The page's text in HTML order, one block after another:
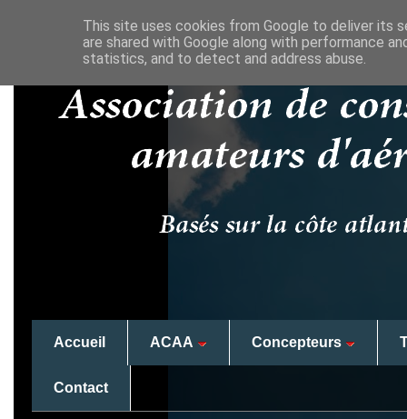
Accueil ACAA Concepteurs
Contact
This site uses cookies from Google to deliver its
are shared with Google along with performance
statistics, and to detect and address abuse.